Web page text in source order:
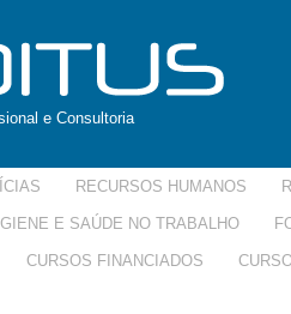
e Consultoria
RECURSOS HUMANOS
E SAÚDE NO TRABALHO
CURSOS FINANCIADOS